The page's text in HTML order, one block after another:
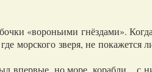
«вороньими гнёздами».
морского зверя, не
впервые, но море, корабли... с